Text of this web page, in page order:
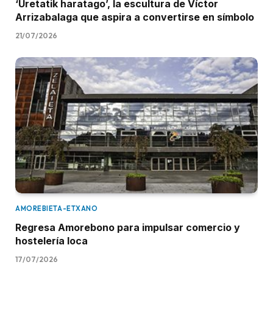
‘Uretatik haratago’, la escultura de Víctor
Arrizabalaga que aspira a convertirse en símbolo
21/07/2026
AMOREBIETA-ETXANO
Regresa Amorebono para impulsar comercio y
hostelería loca
17/07/2026